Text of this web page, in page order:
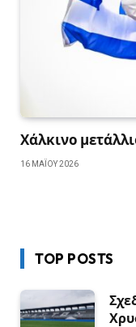
Χάλκινο
16 ΜΑΪ́ΟΥ 2026
TOP POSTS